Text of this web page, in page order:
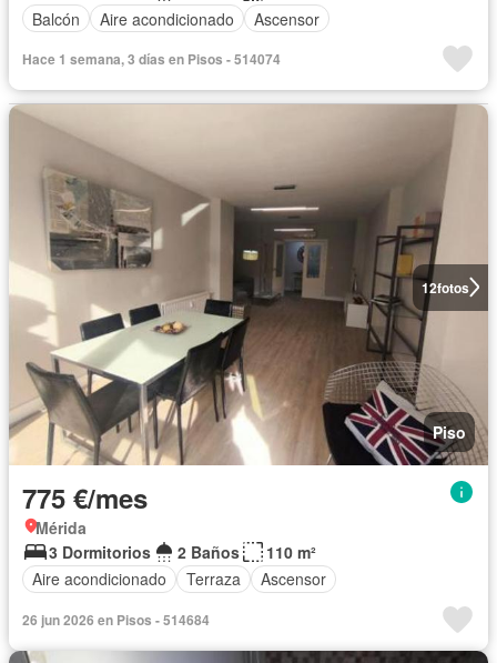
Balcón
Aire acondicionado Ascensor
Hace 1 semana, 3 días en Pisos - 514074
12fotos
Piso
775 €/mes
Mérida
3 Dormitorios
2 Baños
110 m²
Aire acondicionado
Terraza Ascensor
26 jun 2026 en Pisos - 514684